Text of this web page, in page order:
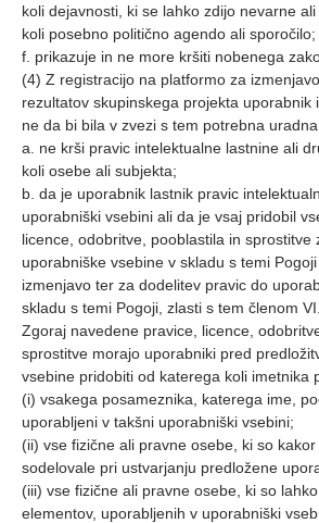
koli dejavnosti, ki se lahko zdijo nevarne
koli posebno politično agendo ali sporočilo;
f. prikazuje in ne more kršiti nobenega
(4) Z registracijo na platformo za
rezultatov skupinskega projekta uporabnik
ne da bi bila v zvezi s tem potrebna
a. ne krši pravic intelektualne lastnine ali
koli osebe ali subjekta;
b. da je uporabnik lastnik pravic
uporabniški vsebini ali da je vsaj pridobil
licence, odobritve, pooblastila in sprostitve
uporabniške vsebine v skladu s temi
izmenjavo ter za dodelitev pravic do
skladu s temi Pogoji, zlasti s tem členom VI.
Zgoraj navedene pravice, licence,
sprostitve morajo uporabniki pred
vsebine pridobiti od katerega koli imetnika
(i) vsakega posameznika, katerega ime,
uporabljeni v takšni uporabniški vsebini;
(ii) vse fizične ali pravne osebe, ki so
sodelovale pri ustvarjanju predložene
(iii) vse fizične ali pravne osebe, ki so
elementov, uporabljenih v uporabniški